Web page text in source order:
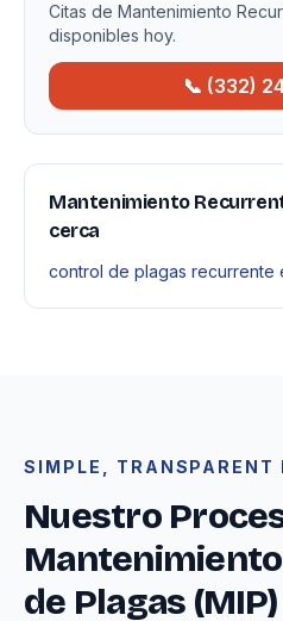
Citas de Mantenimiento
disponibles hoy.
📞 (332)
Mantenimiento
cerca
control de plagas recurrente
SIMPLE, TRANSPARENT
Nuestro
de Plagas